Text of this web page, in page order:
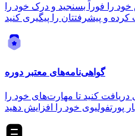
را فوراً بسنجید و درک خود را
گواهی‌نامه‌های معتبر دوره
کنید تا مهارت‌های خود را